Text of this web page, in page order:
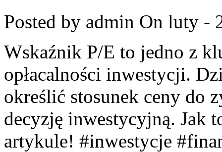
Posted by admin On luty -
Wskaźnik P/E to jedno z
opłacalności inwestycji.
określić stosunek ceny do
decyzję inwestycyjną. Jak
artykule! #inwestycje